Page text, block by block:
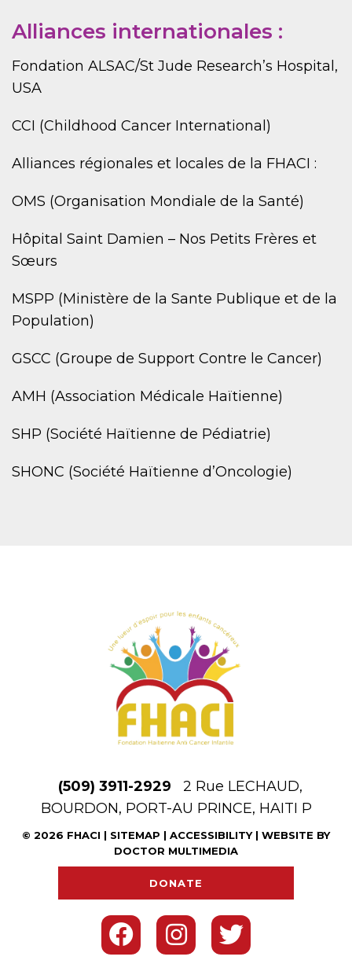
Alliances internationales :
Fondation ALSAC/St Jude Research’s Hospital,
USA
CCI (Childhood Cancer International)
Alliances régionales et locales de la FHACI :
OMS (Organisation Mondiale de la Santé)
Hôpital Saint Damien – Nos Petits Frères et
Sœurs
MSPP (Ministère de la Sante Publique et de la
Population)
GSCC (Groupe de Support Contre le Cancer)
AMH (Association Médicale Haïtienne)
SHP (Société Haïtienne de Pédiatrie)
SHONC (Société Haïtienne d’Oncologie)
(509) 3911-2929
2 Rue LECHAUD,
BOURDON, PORT-AU PRINCE, HAITI P
© 2026 FHACI | SITEMAP | ACCESSIBILITY| WEBSITE BY
DOCTOR MULTIMEDIA
DONATE